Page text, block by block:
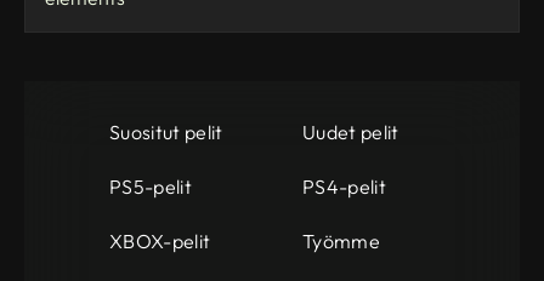
Suositut pelit Uudet pelit
PS5-pelit PS4-pelit
XBOX-pelit Työmme